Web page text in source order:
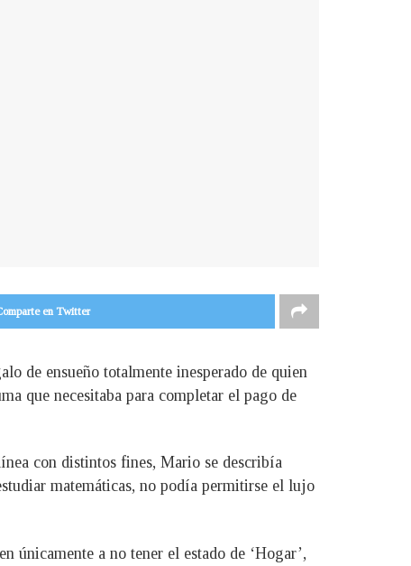
en Twitter
de ensueño totalmente inesperado de quien
que necesitaba para completar el pago de
con distintos fines, Mario se describía
matemáticas, no podía permitirse el lujo
únicamente a no tener el estado de ‘Hogar’,